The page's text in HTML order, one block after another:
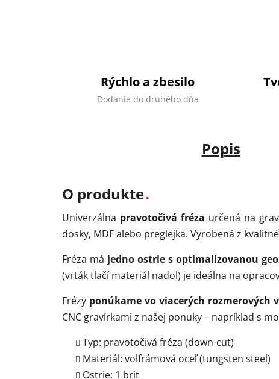
Rýchlo a zbesilo
Dodanie do druhého dňa
Popis
O produkte
Univerzálna pravotočivá fréza určená na
dosky, MDF alebo preglejka. Vyrobená z
Fréza má jedno ostrie s optimalizovanou
(vrták tlačí materiál nadol) je ideálna na
Frézy ponúkame vo viacerých rozmerových
CNC gravírkami z našej ponuky – napríklad s
Typ: pravotočivá fréza (down-cut)
Materiál: volfrámová oceľ (tungsten steel)
Ostrie: 1 brit